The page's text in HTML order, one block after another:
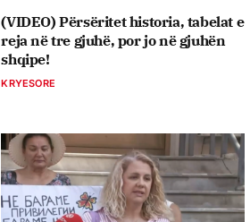
(VIDEO) Përsëritet historia, tabelat e
reja në tre gjuhë, por jo në gjuhën
shqipe!
KRYESORE